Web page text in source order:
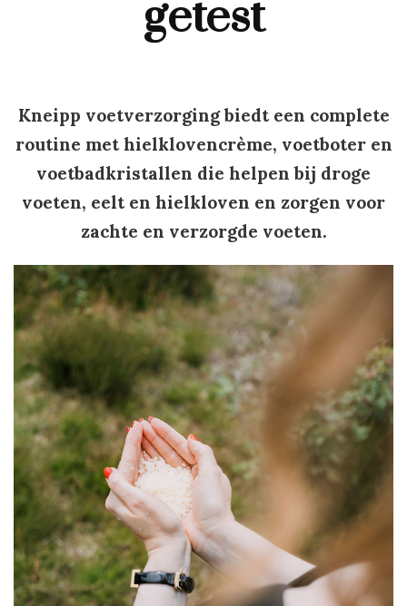
getest
Kneipp voetverzorging biedt een complete
routine met hielklovencrème, voetboter en
voetbadkristallen die helpen bij droge
voeten, eelt en hielkloven en zorgen voor
zachte en verzorgde voeten.